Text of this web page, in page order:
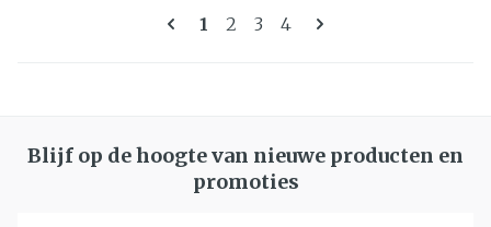
Pagina's
U lees momenteel pagina
1 Pagina
2 Pagina
3 Pagina
4
Blijf op de hoogte van nieuwe producten en
promoties